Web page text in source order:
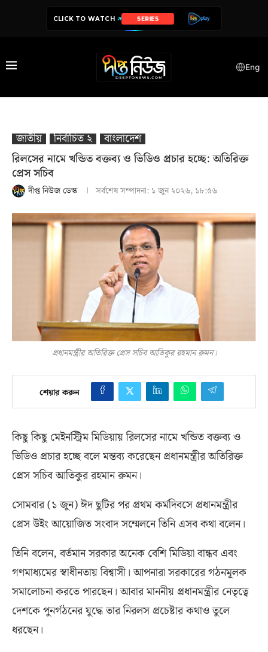
CLICK TO WATCH DRAMA
Eng
জাতীয় নির্বাচিত ২
বাংলাদেশ
রিলসের নামে খন্ডিত বক্তব্য ও ভিডিও প্রচার হচ্ছে: অতিরিক্ত
প্রেস সচিব
দীপ্ত নিউজ ডেস্ক সর্বশেষ সম্পাদনা: ১ জুন ২০২৬, ১৮:৫৬
প্রধানমন্ত্রীর অতিরিক্ত প্রেস সচিব আতিকুর রহমান রুমন।
শেয়ার করুন
কিছু কিছু মেইনস্ট্রিম মিডিয়ায় রিলসের নামে খন্ডিত বক্তব্য ও
ভিডিও প্রচার হচ্ছে বলে মন্তব্য করেছেন প্রধানমন্ত্রীর অতিরিক্ত
প্রেস সচিব আতিকুর রহমান রুমন।
সোমবার(১ জুন)ঈদ ছুটির পর প্রথম কর্মদিবসে প্রধানমন্ত্রীর
প্রেস উইং আয়োজিত সংবাদ সম্মেলনে তিনি এসব কথা বলেন।
তিনি বলেন,বর্তমান সরকার অনেক বেশি মিডিয়া বান্ধব এবং
গণমাধ্যমের স্বাধীনতায় বিশ্বাসী। আপনারা সরকারের গঠনমূলক
সমালোচনা করতে পারছেন। আবার মাননীয় প্রধানমন্ত্রীর নেতৃত্বে
দেশকে পুনর্গঠনের যুদ্ধে তার নিরলস প্রচেষ্টার কথাও তুলে
ধরছেন।